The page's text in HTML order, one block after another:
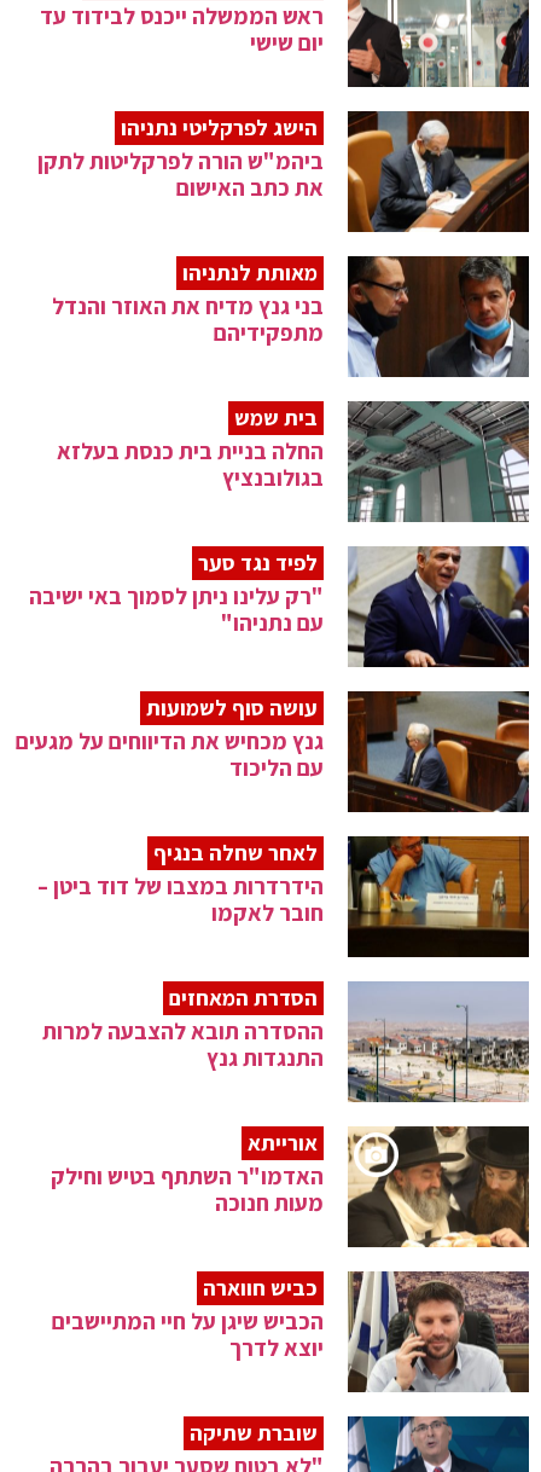
ראש הממשלה ייכנס לבידוד עד
יום שישי
הישג לפרקליטי נתניהו
ביהמ"ש הורה לפרקליטות לתקן
את כתב האישום
מאותת לנתניהו
בני גנץ מדיח את האוזר והנדל
מתפקידיהם
בית שמש
החלה בניית בית כנסת בעלזא
בגולובנציץ
לפיד נגד סער
"רק עלינו ניתן לסמוך באי ישיבה
עם נתניהו"
עושה סוף לשמועות
גנץ מכחיש את הדיווחים על מגעים
עם הליכוד
לאחר שחלה בנגיף
הידרדרות במצבו של דוד ביטן –
חובר לאקמו
הסדרת המאחזים
ההסדרה תובא להצבעה למרות
התנגדות גנץ
אורייתא
האדמו"ר השתתף בטיש וחילק
מעות חנוכה
כביש חווארה
הכביש שיגן על חיי המתיישבים
יוצא לדרך
שוברת שתיקה